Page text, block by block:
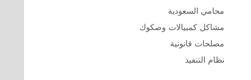
محامي السعودية
مشاكل كمبيالات وصكوك
مصلحات قانونية
نظام التنفيذ